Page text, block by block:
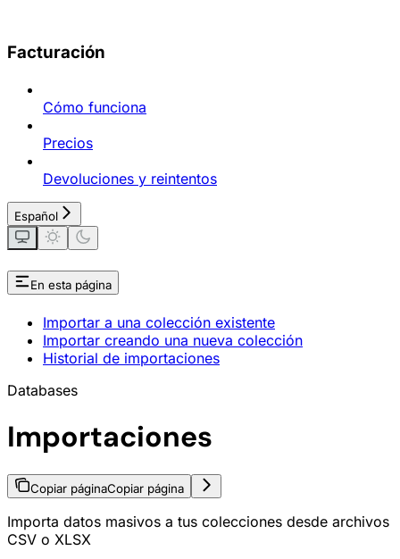
Facturación
Cómo funciona
Precios
Devoluciones y reintentos
Español
En esta página
Importar a una colección existente
Importar creando una nueva colección
Historial de importaciones
Databases
Importaciones
Copiar páginaCopiar página
Importa datos masivos a tus colecciones desde archivos
CSV o XLSX